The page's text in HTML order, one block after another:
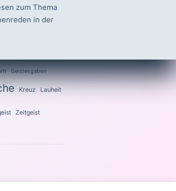
zum Thema
in der
Geistesgaben
Kreuz Lauheit
Zeitgeist